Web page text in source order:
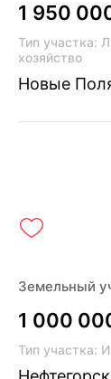
1 950
Тип участка:
хозяйство
Новые
Земельный
1 000
Тип участка: